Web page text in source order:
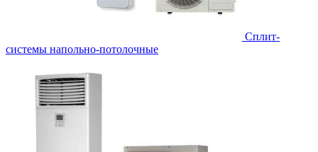
Сплит-
системы напольно-потолочные